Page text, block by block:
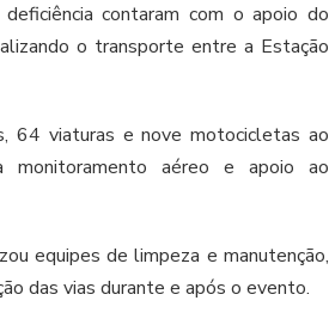
contaram com o apoio do
o transporte entre a Estação
64 viaturas e nove motocicletas ao
aéreo e apoio ao
equipes de limpeza e manutenção,
das vias durante e após o evento.